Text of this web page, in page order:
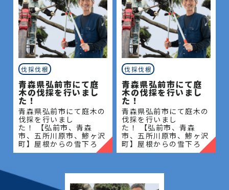
伐採伐根
青森県弘前市にて庭
木の伐採を行いまし
た！
青森県弘前市にて庭木の
伐採を行いまし
た！ 【弘前市、青森
市、五所川原市、鯵ヶ沢
町】屋根からの雪下ろ
し・除雪・排雪などの作
定・草刈りなどのお庭の
こと、造園・
伐採伐根
青森県弘前市にて庭
木の伐採を行いまし
た！
青森県弘前市にて庭木の
伐採を行いまし
た！ 【弘前市、青森
市、五所川原市、鯵ヶ沢
町】屋根からの雪下ろ
し・除雪・排雪などの作
定・草刈りなどのお庭の
こと、造園・